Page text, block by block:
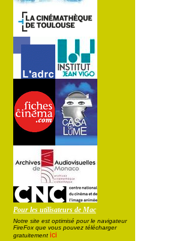
Pour les utilisateurs de Mac
Notre site est optimisé pour le navigateur
FireFox que vous pouvez télécharger
gratuitement ici